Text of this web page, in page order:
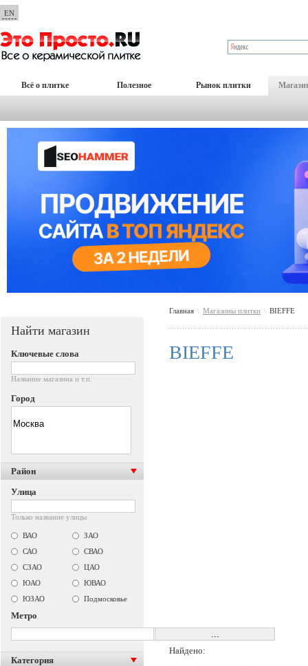
EN
Всё о плитке Полезное Рынок плитки
Главная \ Магазины плитки \ BIEFFE
BIEFFE
Найдено:
Найти магазин
Ключевые слова
Название магазина и т.п.
Город
Район
Улица
Только название улицы
ВАО
ЗАО
САО
СВАО
СЗАО
ЦАО
ЮАО
ЮВАО
ЮЗАО
Подмосковье
Метро
Категория